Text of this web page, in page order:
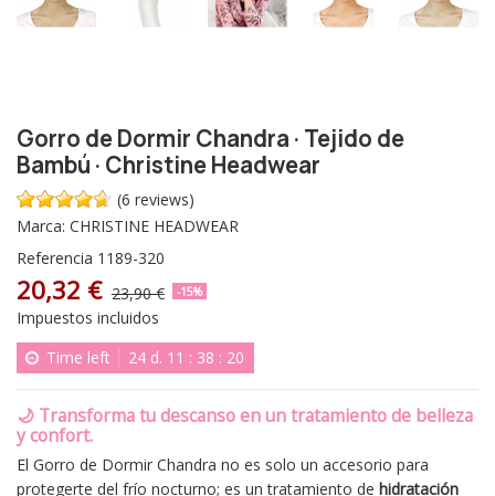
Gorro de Dormir Chandra · Tejido de
Bambú · Christine Headwear
(6 reviews)
Marca: CHRISTINE HEADWEAR
Referencia 1189-320
20,32 € 23,90 € -15%
Impuestos incluidos
Time left
24 d. 11 : 38 : 19
🌙 Transforma tu descanso en un tratamiento de belleza
y confort.
El Gorro de Dormir Chandra no es solo un accesorio para
protegerte del frío nocturno; es un tratamiento de hidratación